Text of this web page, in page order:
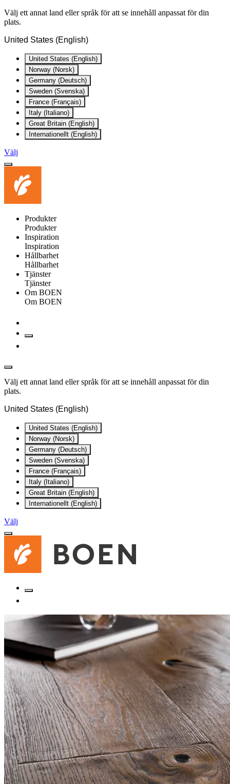
Välj ett annat land eller språk för att se innehåll anpassat för din
plats.
United States (English)
United States (English)
Norway (Norsk)
Germany (Deutsch)
Sweden (Svenska)
France (Français)
Italy (Italiano)
Great Britain (English)
Internationellt (English)
Välj
Produkter
Produkter
Inspiration
Inspiration
Hållbarhet
Hållbarhet
Tjänster
Tjänster
Om BOEN
Om BOEN
Välj ett annat land eller språk för att se innehåll anpassat för din
plats.
United States (English)
United States (English)
Norway (Norsk)
Germany (Deutsch)
Sweden (Svenska)
France (Français)
Italy (Italiano)
Great Britain (English)
Internationellt (English)
Välj